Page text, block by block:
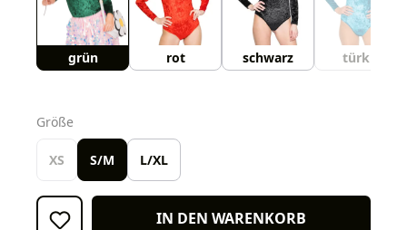
grün rot schwarz türkis
Größe
XS S/M L/XL
IN DEN WARENKORB